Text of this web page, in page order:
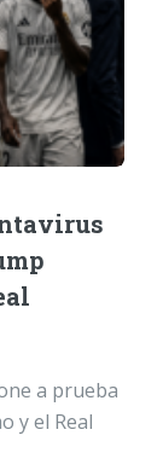
a prueba
y el Real